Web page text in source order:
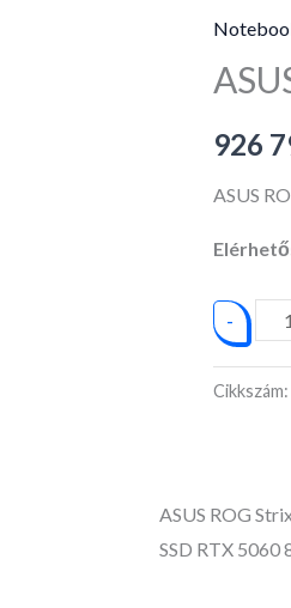
926
ASUS
-
Strix
Cikkszám:
ASUS ROG
SSD RTX 5060